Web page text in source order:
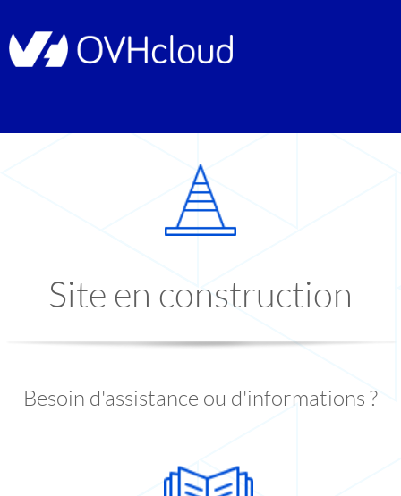
Site en construction
Besoin d'assistance ou d'informations ?